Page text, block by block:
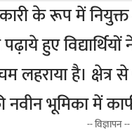
के रूप में
हुए
लहराया है। क्षेत्र
भूमिका में
-- विज्ञापन --